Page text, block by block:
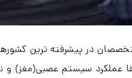
در پیشرفته ترین
عملکرد سیستم عصبی(مغز) و